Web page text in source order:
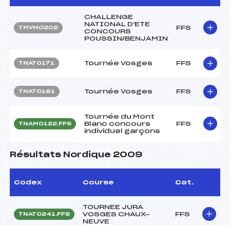
TMVM0202
CHALLENGE
NATIONAL D'ETE
CONCOURS
POUSSIN/BENJAMIN
FFS
TNAT0171 Tournée Vosges FFS
TNAT0181 Tournée Vosges FFS
TNAM0122.FFS
Tournée du Mont
Blanc concours
individuel garçons
FFS
Résultats Nordique 2009
Codex Course Cat.
TNAT0241.FFS
TOURNEE JURA
VOSGES CHAUX-
NEUVE
FFS